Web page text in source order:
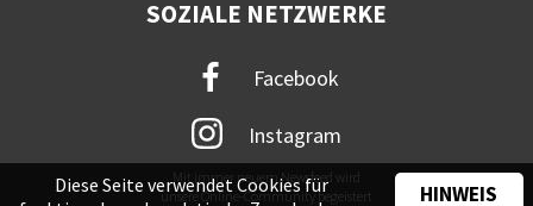
SOZIALE NETZWERKE
Facebook
Instagram
Mit immer neuem Newsfeed wird
unsere Online-Community begeistert
Diese Seite verwendet Cookies für
HINWEIS